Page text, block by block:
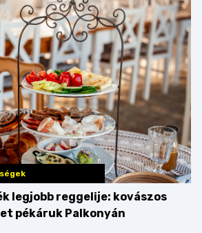
legjobb reggelije: kovászos
pékáruk Palkonyán